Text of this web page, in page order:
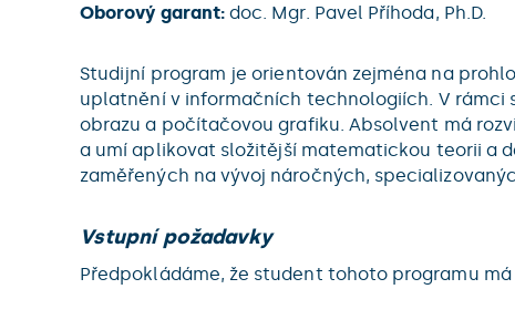
Oborový garant:doc. Mgr. Pavel Příhoda, Ph.D.
Studijní program je orientován zejména na
uplatnění v informačních technologiích. V
obrazu a počítačovou grafiku. Absolvent má
a umí aplikovat složitější matematickou teorii a
zaměřených na vývoj náročných,
Vstupní požadavky
Předpokládáme, že student tohoto programu